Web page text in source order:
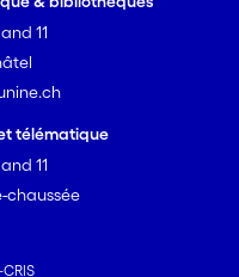
11
télématique
11
chaussée